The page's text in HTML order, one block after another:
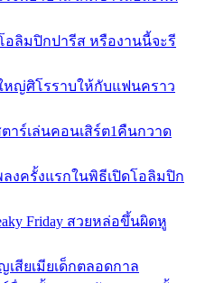
อลิมปิกปารีส หรืองานนี้จะรี
หญ่ศิโรราบให้กับแฟนคราว
าร์เล่นคอนเสิร์ต1คืนกวาด
งครั้งแรกในพิธีเปิดโอลิมปิก
Friday สวยหล่อขึ้นผิดหู
เสียเมียเด็กตลอดกาล